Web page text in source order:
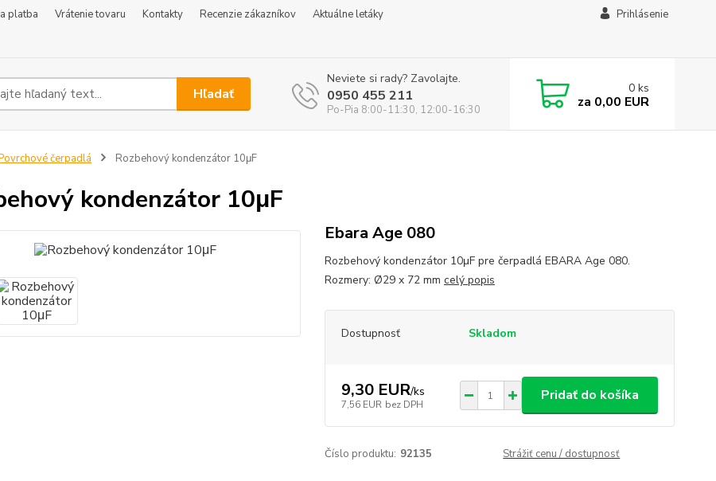
platba Vrátenie tovaru Kontakty Recenzie zákazníkov
Aktuálne letáky
Prihlásenie
Hľadať
Neviete si rady? Zavolajte.
0950 455 211
Po-Pia 8:00-11:30, 12:00-16:30
0 ks
za 0,00 EUR
čerpadlá Rozbehový kondenzátor 10μF
kondenzátor 10μF
Ebara Age 080
Rozbehový kondenzátor 10μF pre čerpadlá EBARA Age 080.
Rozmery: Ø29 x 72 mm celý popis
Dostupnosť Skladom
9,30 EUR/ks
7,56 EUR bez DPH
Pridať do košíka
Číslo produktu: 92135 Strážiť cenu / dostupnosť